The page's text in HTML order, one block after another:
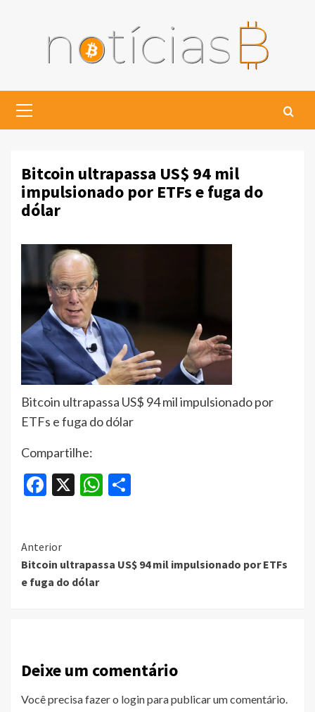
Menu
Bitcoin ultrapassa US$ 94 mil
impulsionado por ETFs e fuga do
dólar
Bitcoin ultrapassa US$ 94 mil impulsionado por
ETFs e fuga do dólar
Compartilhe:
Facebook
X WhatsApp
Continue
Reading
Anterior
Bitcoin ultrapassa US$ 94 mil impulsionado por ETFs
e fuga do dólar
Deixe um comentário
Você precisa fazer o loginpara publicar um comentário.